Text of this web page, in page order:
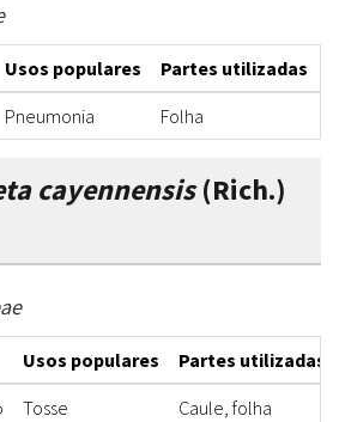
Usos populares Partes utilizadas
Pneumonia Folha
cayennensis(Rich.)
Usos populares
Partes utilizadas
Tosse Caule, folha